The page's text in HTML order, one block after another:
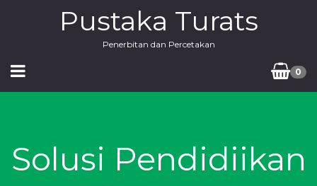
Pustaka Turats
Penerbitan dan Percetakan
0
Solusi Pendidiikan